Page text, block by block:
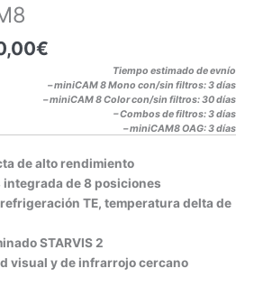
€
Tiempo estimado de evnío
– miniCAM 8 Mono con/sin filtros: 3 días
– miniCAM 8 Color con/sin filtros: 30 días
– Combos de filtros: 3 días
– miniCAM8 OAG: 3 días
de alto rendimiento
integrada de 8 posiciones
TE, temperatura delta de
STARVIS 2
visual y de infrarrojo cercano